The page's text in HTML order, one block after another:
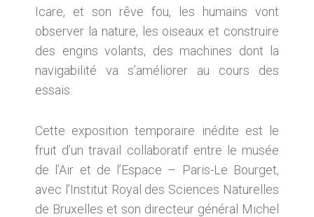
Icare, et son rêve fou, les humains vont
observer la nature, les oiseaux et construire
des engins volants, des machines dont la
navigabilité va s’améliorer au cours des
essais.
Cette exposition temporaire inédite est le
fruit d’un travail collaboratif entre le musée
de l’Air et de l’Espace – Paris-Le Bourget,
avec l’Institut Royal des Sciences Naturelles
de Bruxelles et son directeur général Michel